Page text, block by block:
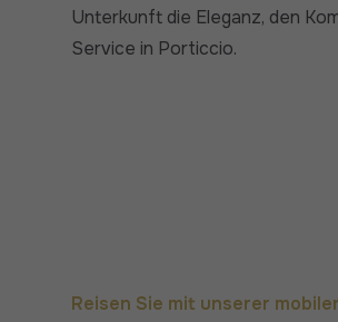
Unterkunft die Eleganz, den
Service in Porticcio.
Reisen Sie mit unserer